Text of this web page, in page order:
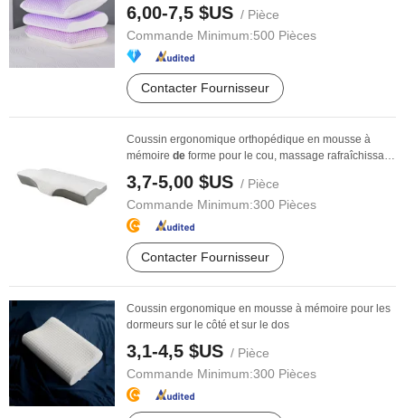
6,00-7,5 $US / Pièce
Commande Minimum:500 Pièces
Contacter Fournisseur
Coussin ergonomique orthopédique en mousse à
mémoire de forme pour le cou, massage rafraîchissant
3,7-5,00 $US / Pièce
Commande Minimum:300 Pièces
Contacter Fournisseur
Coussin ergonomique en mousse à mémoire pour les
dormeurs sur le côté et sur le dos
3,1-4,5 $US / Pièce
Commande Minimum:300 Pièces